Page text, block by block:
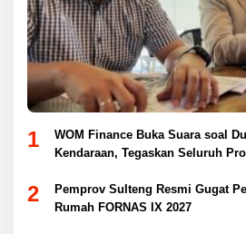
1
WOM Finance Buka Suara soal
Kendaraan, Tegaskan Seluruh
2
Pemprov Sulteng Resmi Gugat
Rumah FORNAS IX 2027